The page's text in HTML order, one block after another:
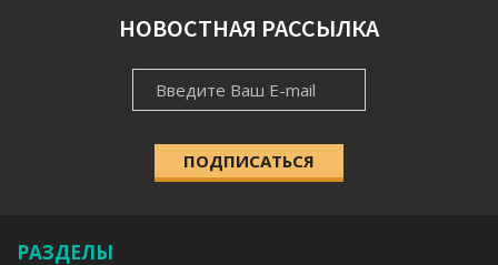
НАСЕЛЁННЫЙ ПУНКТ
НОВОСТНАЯ РАССЫЛКА
ПОДПИСАТЬСЯ
РАЗДЕЛЫ